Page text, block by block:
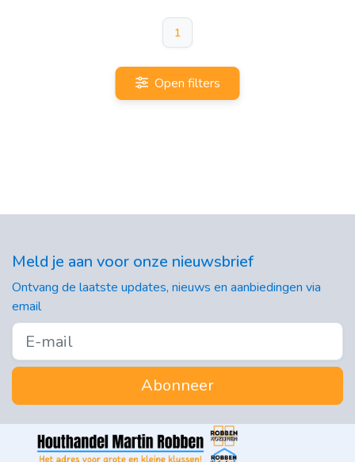
1
Open filters
Meld je aan voor onze nieuwsbrief
Ontvang de laatste updates, nieuws en aanbiedingen via
email
Abonneer